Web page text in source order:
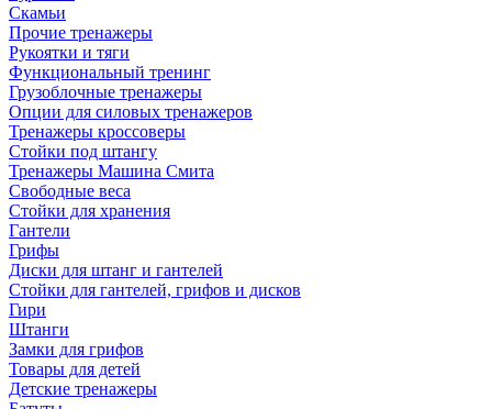
Скамьи
Прочие тренажеры
Рукоятки и тяги
Функциональный тренинг
Грузоблочные тренажеры
Опции для силовых тренажеров
Тренажеры кроссоверы
Стойки под штангу
Тренажеры Машина Смита
Свободные веса
Стойки для хранения
Гантели
Грифы
Диски для штанг и гантелей
Стойки для гантелей, грифов и дисков
Гири
Штанги
Замки для грифов
Товары для детей
Детские тренажеры